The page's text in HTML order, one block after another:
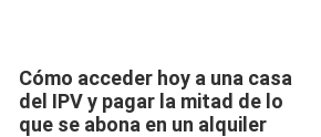
Cómo acceder hoy a una casa
del IPV y pagar la mitad de lo
que se abona en un alquiler